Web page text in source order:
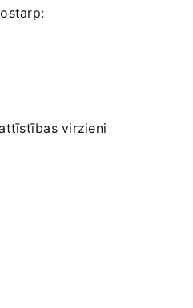
virzieni⁣